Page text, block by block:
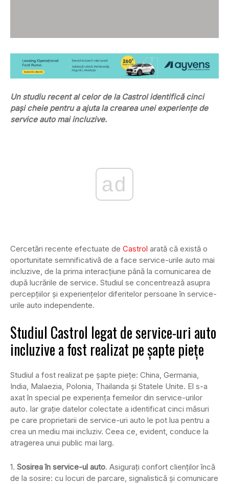
Un studiu recent al celor de la Castrol identifică cinci
pași cheie pentru a ajuta la crearea unei experiențe de
service auto mai incluzive.
ad
Cercetări recente efectuate de Castrol arată că există o
oportunitate semnificativă de a face service-urile auto mai
incluzive, de la prima interacțiune până la comunicarea de
după lucrările de service. Studiul se concentrează asupra
percepțiilor și experiențelor diferitelor persoane în service-
urile auto independente.
Studiul Castrol legat de service-uri auto
incluzive a fost realizat pe șapte piețe
Studiul a fost realizat pe șapte piețe: China, Germania,
India, Malaezia, Polonia, Thailanda și Statele Unite. El s-a
axat în special pe experiența femeilor din service-urilor
auto. Iar grație datelor colectate a identificat cinci măsuri
pe care proprietarii de service-uri auto le pot lua pentru a
crea un mediu mai incluziv. Ceea ce, evident, conduce la
atragerea unui public mai larg.
1. Sosirea în service-ul auto. Asigurați confort clienților încă
de la sosire: cu locuri de parcare, signalistică și comunicare